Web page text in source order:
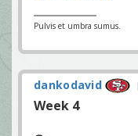
Pulvis et umbra sumus.
dankodavid
Week 4